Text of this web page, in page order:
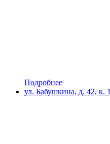
Подробнее
ул. Бабушкина, д. 42, к. 1